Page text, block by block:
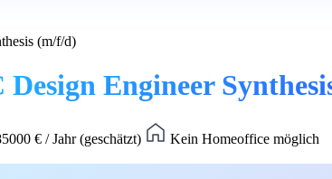
(m/f/d)
Engineer
€ / Jahr (geschätzt)
Kein Homeoffice möglich